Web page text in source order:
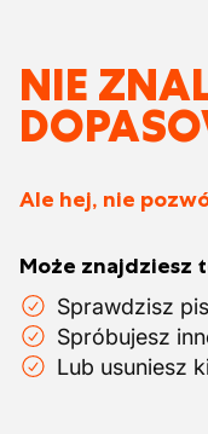
NIE
Ale hej, nie
Może znajdziesz
Sprawdzisz
Spróbujesz
Lub usuniesz